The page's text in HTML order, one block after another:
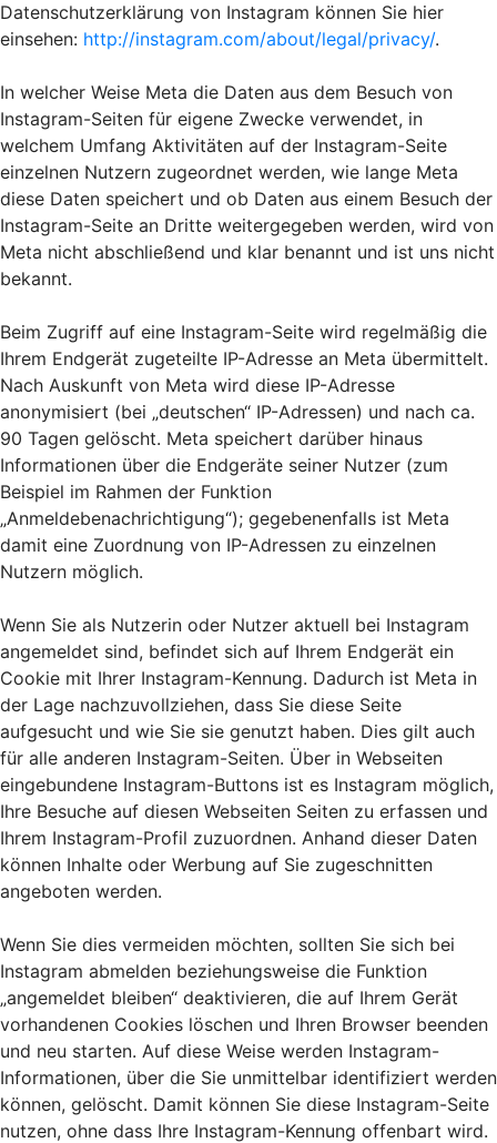
Datenschutzerklärung von Instagram können Sie hier
einsehen: http://instagram.com/about/legal/privacy/.
In welcher Weise Meta die Daten aus dem Besuch von
Instagram-Seiten für eigene Zwecke verwendet, in
welchem Umfang Aktivitäten auf der Instagram-Seite
einzelnen Nutzern zugeordnet werden, wie lange Meta
diese Daten speichert und ob Daten aus einem Besuch der
Instagram-Seite an Dritte weitergegeben werden, wird von
Meta nicht abschließend und klar benannt und ist uns nicht
bekannt.
Beim Zugriff auf eine Instagram-Seite wird regelmäßig die
Ihrem Endgerät zugeteilte IP-Adresse an Meta übermittelt.
Nach Auskunft von Meta wird diese IP-Adresse
anonymisiert (bei „deutschen“ IP-Adressen) und nach ca.
90 Tagen gelöscht. Meta speichert darüber hinaus
Informationen über die Endgeräte seiner Nutzer (zum
Beispiel im Rahmen der Funktion
„Anmeldebenachrichtigung“); gegebenenfalls ist Meta
damit eine Zuordnung von IP-Adressen zu einzelnen
Nutzern möglich.
Wenn Sie als Nutzerin oder Nutzer aktuell bei Instagram
angemeldet sind, befindet sich auf Ihrem Endgerät ein
Cookie mit Ihrer Instagram-Kennung. Dadurch ist Meta in
der Lage nachzuvollziehen, dass Sie diese Seite
aufgesucht und wie Sie sie genutzt haben. Dies gilt auch
für alle anderen Instagram-Seiten. Über in Webseiten
eingebundene Instagram-Buttons ist es Instagram möglich,
Ihre Besuche auf diesen Webseiten Seiten zu erfassen und
Ihrem Instagram-Profil zuzuordnen. Anhand dieser Daten
können Inhalte oder Werbung auf Sie zugeschnitten
angeboten werden.
Wenn Sie dies vermeiden möchten, sollten Sie sich bei
Instagram abmelden beziehungsweise die Funktion
„angemeldet bleiben“ deaktivieren, die auf Ihrem Gerät
vorhandenen Cookies löschen und Ihren Browser beenden
und neu starten. Auf diese Weise werden Instagram-
Informationen, über die Sie unmittelbar identifiziert werden
können, gelöscht. Damit können Sie diese Instagram-Seite
nutzen, ohne dass Ihre Instagram-Kennung offenbart wird.